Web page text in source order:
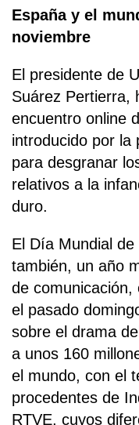
España y el
noviembre
El presidente de
Suárez Pertierra,
encuentro online
introducido por la
para desgranar
relativos a la
duro.
El Día Mundial
también, un año
de
el pasado
sobre el drama
a unos 160
el mundo, con el
procedentes de
RTVE, cuyos